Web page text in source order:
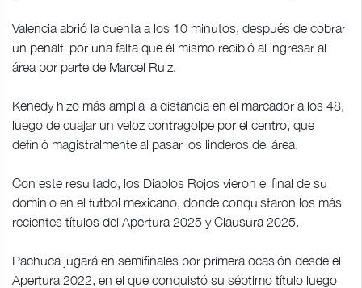
Valencia abrió la cuenta a los 10 minutos, después de cobrar
un penalti por una falta que él mismo recibió al ingresar al
área por parte de Marcel Ruiz.
Kenedy hizo más amplia la distancia en el marcador a los 48,
luego de cuajar un veloz contragolpe por el centro, que
definió magistralmente al pasar los linderos del área.
Con este resultado, los Diablos Rojos vieron el final de su
dominio en el futbol mexicano, donde conquistaron los más
recientes títulos del Apertura 2025 y Clausura 2025.
Pachuca jugará en semifinales por primera ocasión desde el
Apertura 2022, en el que conquistó su séptimo título luego